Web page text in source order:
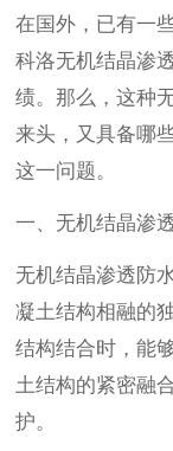
在国外，已有一
科洛无机结晶渗
绩。那么，这种
来头，又具备哪
这一问题。
一、无机结晶渗
无机结晶渗透防
凝土结构相融的
结构结合时，能
土结构的紧密融
护。